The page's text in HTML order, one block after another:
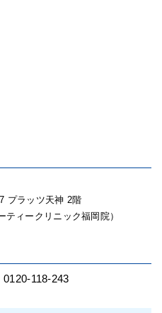
プラッツ天神 2階
ィークリニック福岡院）
0120-118-243